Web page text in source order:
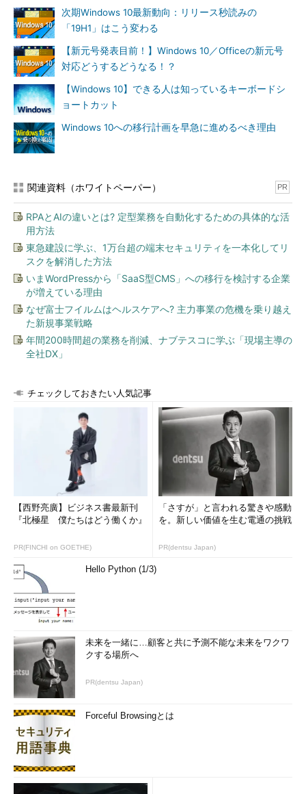
次期Windows 10最新動向：リリース秒読みの
「19H1」はこう変わる
【新元号発表目前！】Windows 10／Officeの新元号
対応どうするどうなる！？
【Windows 10】できる人は知っているキーボードシ
ョートカット
Windows 10への移行計画を早急に進めるべき理由
関連資料（ホワイトペーパー） PR
RPAとAIの違いとは? 定型業務を自動化するための具体的な活
用方法
東急建設に学ぶ、1万台超の端末セキュリティを一本化してリ
スクを解消した方法
いまWordPressから「SaaS型CMS」への移行を検討する企業
が増えている理由
なぜ富士フイルムはヘルスケアへ? 主力事業の危機を乗り越え
た新規事業戦略
年間200時間超の業務を削減、ナブテスコに学ぶ「現場主導の
全社DX」
チェックしておきたい人気記事
【西野亮廣】ビジネス書最新刊
『北極星 僕たちはどう働くか』
PR(FINCHI on GOETHE)
「さすが」と言われる驚きや感動
を。新しい価値を生む電通の挑戦
PR(dentsu Japan)
Hello Python (1/3)
未来を一緒に…顧客と共に予測不能な未来をワクワ
クする場所へ
PR(dentsu Japan)
Forceful Browsingとは